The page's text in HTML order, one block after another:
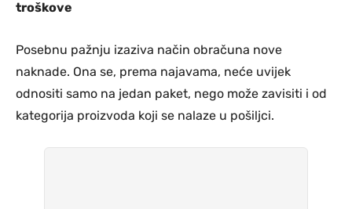
troškove
Posebnu pažnju izaziva način obračuna nove
naknade. Ona se, prema najavama, neće uvijek
odnositi samo na jedan paket, nego može zavisiti i od
kategorija proizvoda koji se nalaze u pošiljci.